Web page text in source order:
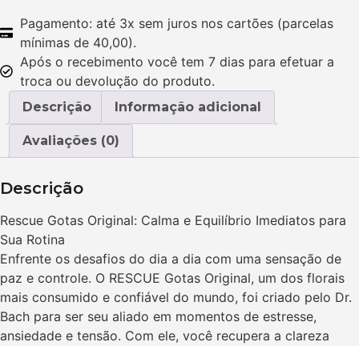
Pagamento: até 3x sem juros nos cartões (parcelas
mínimas de 40,00).
Após o recebimento você tem 7 dias para efetuar a
troca ou devolução do produto.
Descrição Informação adicional
Avaliações (0)
Descrição
Rescue Gotas Original: Calma e Equilíbrio Imediatos para
Sua Rotina
Enfrente os desafios do dia a dia com uma sensação de
paz e controle. O RESCUE Gotas Original, um dos florais
mais consumido e confiável do mundo, foi criado pelo Dr.
Bach para ser seu aliado em momentos de estresse,
ansiedade e tensão. Com ele, você recupera a clareza